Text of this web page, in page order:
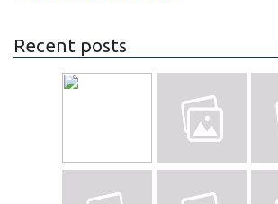
Recent posts